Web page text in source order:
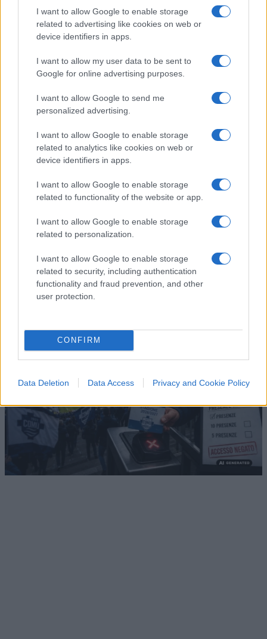
I want to allow Google to enable storage
related to advertising like cookies on web or
device identifiers in apps.
I want to allow my user data to be sent to
Google for online advertising purposes.
I want to allow Google to send me
personalized advertising.
I want to allow Google to enable storage
related to analytics like cookies on web or
device identifiers in apps.
I want to allow Google to enable storage
related to functionality of the website or app.
I want to allow Google to enable storage
related to personalization.
I want to allow Google to enable storage
related to security, including authentication
functionality and fraud prevention, and other
user protection.
CONFIRM
Data Deletion Data Access Privacy and Cookie Policy
SEDUTE SATIRICHE
Il Como e l’assurda pretesa di
controllare chi ha già pagato
controlli sugli abbonati: pagare il posto non basta
più, bisogna anche dimostrare di meritarlo
di Ivan Mazzoletti